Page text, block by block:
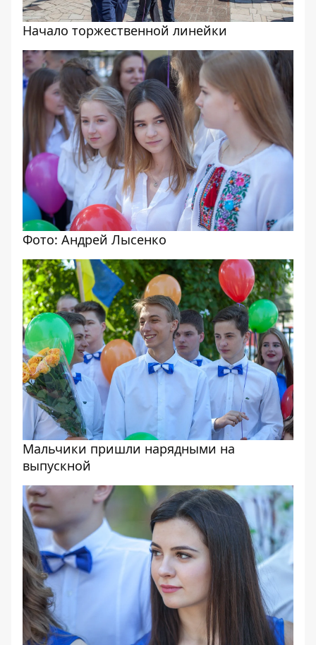
Начало торжественной линейки
Фото: Андрей Лысенко
Мальчики пришли нарядными на
выпускной